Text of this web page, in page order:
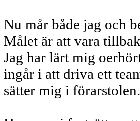
Nu mår både jag och
Målet är att vara
Jag har lärt mig
ingår i att driva ett
sätter mig i förarstolen.